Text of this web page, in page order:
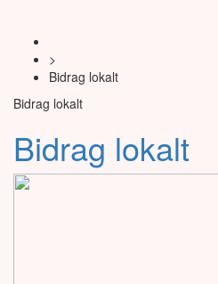
>
Bidrag lokalt
Bidrag lokalt
Bidrag lokalt